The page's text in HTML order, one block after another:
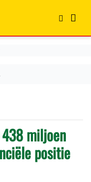
miljoen
positie